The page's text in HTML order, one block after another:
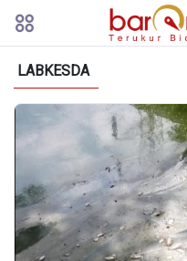
LABKESDA